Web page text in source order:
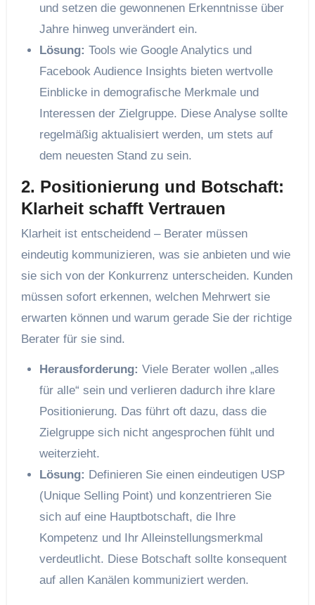
und setzen die gewonnenen Erkenntnisse über
Jahre hinweg unverändert ein.
Lösung: Tools wie Google Analytics und
Facebook Audience Insights bieten wertvolle
Einblicke in demografische Merkmale und
Interessen der Zielgruppe. Diese Analyse sollte
regelmäßig aktualisiert werden, um stets auf
dem neuesten Stand zu sein.
2. Positionierung und Botschaft:
Klarheit schafft Vertrauen
Klarheit ist entscheidend – Berater müssen
eindeutig kommunizieren, was sie anbieten und wie
sie sich von der Konkurrenz unterscheiden. Kunden
müssen sofort erkennen, welchen Mehrwert sie
erwarten können und warum gerade Sie der richtige
Berater für sie sind.
Herausforderung: Viele Berater wollen „alles
für alle“ sein und verlieren dadurch ihre klare
Positionierung. Das führt oft dazu, dass die
Zielgruppe sich nicht angesprochen fühlt und
weiterzieht.
Lösung: Definieren Sie einen eindeutigen USP
(Unique Selling Point) und konzentrieren Sie
sich auf eine Hauptbotschaft, die Ihre
Kompetenz und Ihr Alleinstellungsmerkmal
verdeutlicht. Diese Botschaft sollte konsequent
auf allen Kanälen kommuniziert werden.